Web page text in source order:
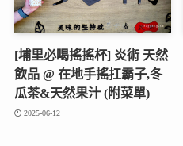
[埔里必喝搖搖杯] 炎術 天然
飲品 @ 在地手搖扛霸子,冬
瓜茶&天然果汁 (附菜單)
2025-06-12